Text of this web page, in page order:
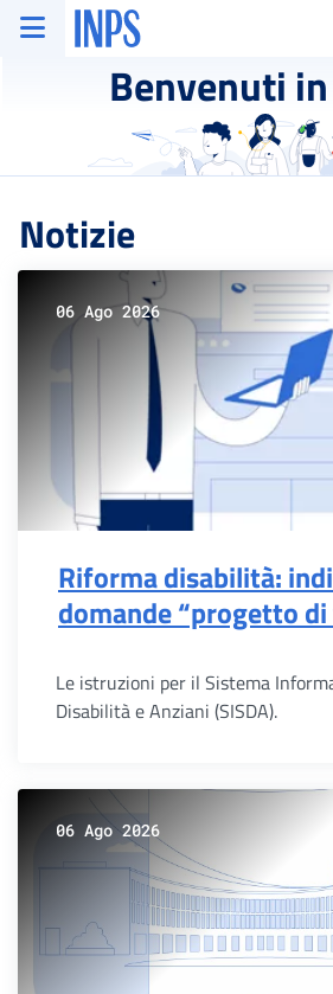
Vai al menu principale
Vai al contenuto principale
Vai al pie' di pagina
INPS ()
Benvenuti
Notizie
06 Ago 2026
Riforma disabilità:
domande “progetto
Le istruzioni per il Sistema
Disabilità e Anziani (SISDA).
06 Ago 2026